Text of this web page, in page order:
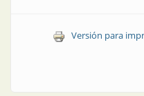
Versión para